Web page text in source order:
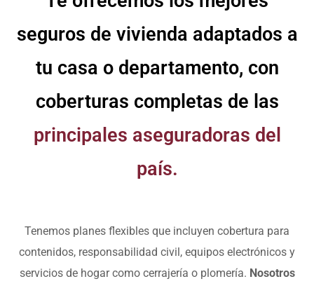
seguros de vivienda adaptados a
tu casa o departamento, con
coberturas completas de las
principales aseguradoras del
país.
Tenemos planes flexibles que incluyen cobertura para
contenidos, responsabilidad civil, equipos electrónicos y
servicios de hogar como cerrajería o plomería. Nosotros